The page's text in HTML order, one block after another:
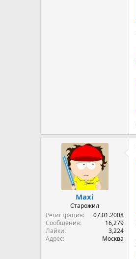
Maxi
Старожил
Регистрация
07.01.2008
Сообщения
16,279
Лайки
3,224
Адрес
Москва